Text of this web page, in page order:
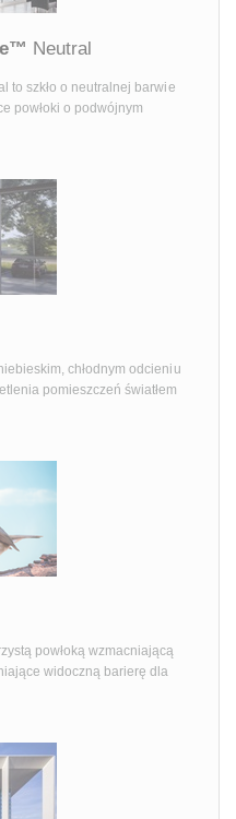
Neutral
to szkło o neutralnej barwie
powłoki o podwójnym
chłodnym odcieniu
pomieszczeń światłem
powłoką wzmacniającą
widoczną barierę dla